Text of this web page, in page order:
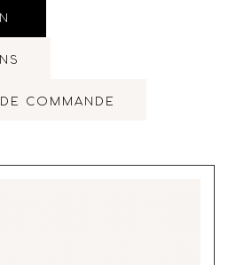
COMMANDE